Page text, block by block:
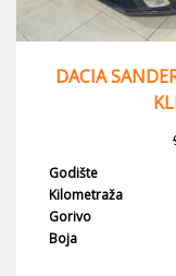
DACIA
Godište
Kilometraža
Gorivo
Boja